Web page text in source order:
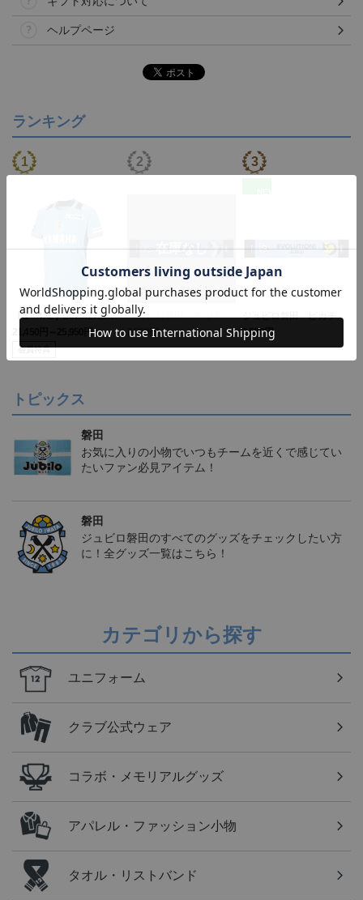
ヘルプページ
ランキング
【S～4XL】2026/27ユニ
フォーム オーセンティッ
21,450円～25,950円
会員特典
ジュビロ磐田 チルタリ
ス タオルマフラー
2,500円
ジュビロ磐田 ピカチュ
ウ タオルマフラー
2,500円
トピックス
磐田
お気に入りの小物でいつもチームを近くで感じてい
たいファン必見アイテム！
磐田
ジュビロ磐田のすべてのグッズをチェックしたい方
に！全グッズ一覧はこちら！
カテゴリから探す
ユニフォーム
クラブ公式ウェア
コラボ・メモリアルグッズ
アパレル・ファッション小物
タオル・リストバンド